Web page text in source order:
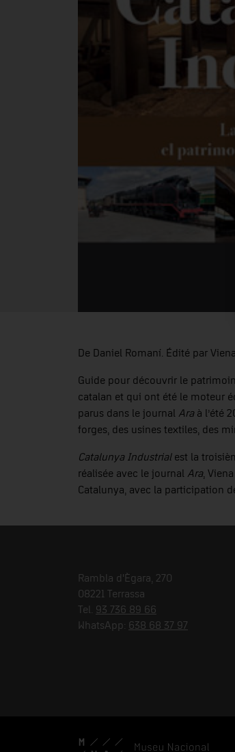
De Daniel Romaní. Édité par
Guide pour découvrir le
catalan et qui ont été le moteur
parus dans le journal Ara à l’été
forges, des usines textiles, des
Catalunya Industrialest la
réalisée avec le journal Ara,
Catalunya, avec la participation
Rambla d'Ègara, 270
08221 Terrassa
Tel. 93 736 89 66
WhatsApp: 638 68 37 97